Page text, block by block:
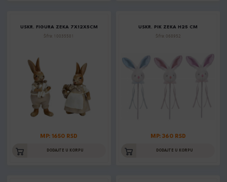
USKR. FIGURA ZEKA 7X12X5CM
Šifra: 10035581
MP: 1650 RSD
DODAJTE U KORPU
USKR. PIK ZEKA H25 CM
Šifra: 068952
MP: 360 RSD
DODAJTE U KORPU